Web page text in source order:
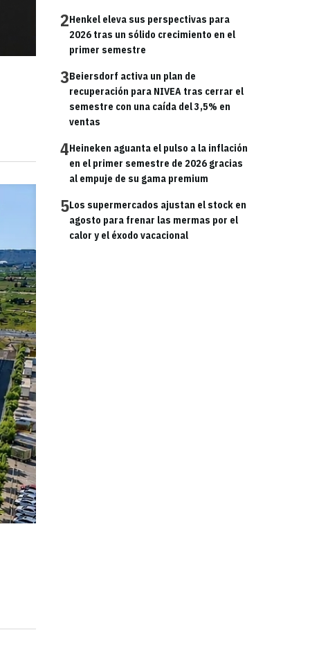
2Henkel eleva sus perspectivas para
2026 tras un sólido crecimiento en el
primer semestre
3Beiersdorf activa un plan de
recuperación para NIVEA tras cerrar el
semestre con una caída del 3,5% en
ventas
4Heineken aguanta el pulso a la inflación
en el primer semestre de 2026 gracias
al empuje de su gama premium
5Los supermercados ajustan el stock en
agosto para frenar las mermas por el
calor y el éxodo vacacional